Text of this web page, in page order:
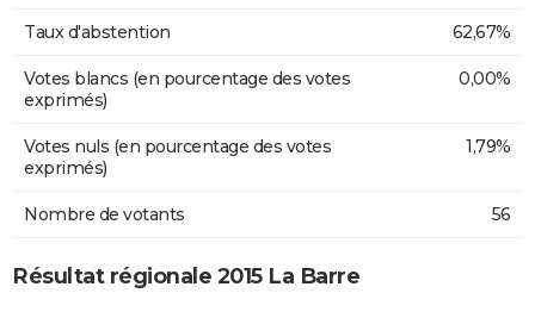
Taux d'abstention 62,67%
Votes blancs (en pourcentage des votes
exprimés)
0,00%
Votes nuls (en pourcentage des votes
exprimés)
1,79%
Nombre de votants 56
Résultat régionale 2015 La Barre